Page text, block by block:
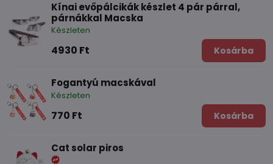
Kínai evőpálcikák készlet 4 pár párral,
párnákkal Macska
Készleten
4930 Ft Kosárba
Fogantyú macskával
Készleten
770 Ft Kosárba
Cat solar piros